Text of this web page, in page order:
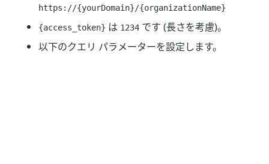
https://{yourDomain}/{organizationName}
{access_token} は 1234 です (長さを考慮)。
以下のクエリ パラメーターを設定します。